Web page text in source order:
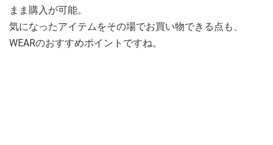
まま購入が可能。
気になったアイテムをその場でお買い物できる点も、
WEARのおすすめポイントですね。